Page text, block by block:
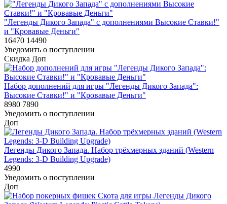
"Легенды Дикого Запада" с дополнениями Высокие Ставки!"
и "Кровавые Деньги"
16470 14490
Уведомить о поступлении
Скидка Доп
Набор дополнений для игры "Легенды Дикого Запада":
Высокие Ставки!" и "Кровавые Деньги"
8980 7890
Уведомить о поступлении
Доп
Легенды Дикого Запада. Набор трёхмерных зданий (Western
Legends: 3-D Building Upgrade)
4990
Уведомить о поступлении
Доп